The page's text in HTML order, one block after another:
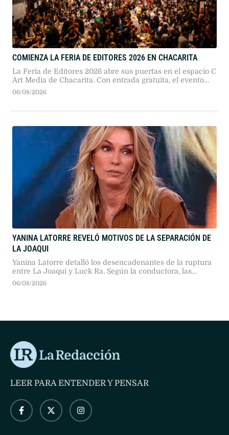
COMIENZA LA FERIA DE EDITORES 2026 EN CHACARITA
La Feria de Editores 2026 abre sus puertas en el espacio C
Art Media de Chacarita. Con entrada gratuita, el evento
reúne a más de 330 sellos independientes, invitados
06/08/2026
YANINA LATORRE REVELÓ MOTIVOS DE LA SEPARACIÓN DE
LA JOAQUI
Yanina Latorre detalló los desencadenantes de la ruptura
entre La Joaqui y Luck Ra. Según la conductora, las
distintas expectativas de vida y proyectos personales
06/08/2026
LEER PARA ENTENDER Y PENSAR